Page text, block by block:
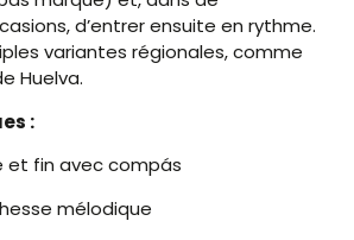
d’entrer ensuite en rythme.
variantes régionales, comme
Huelva.
:
et fin avec compás
mélodique